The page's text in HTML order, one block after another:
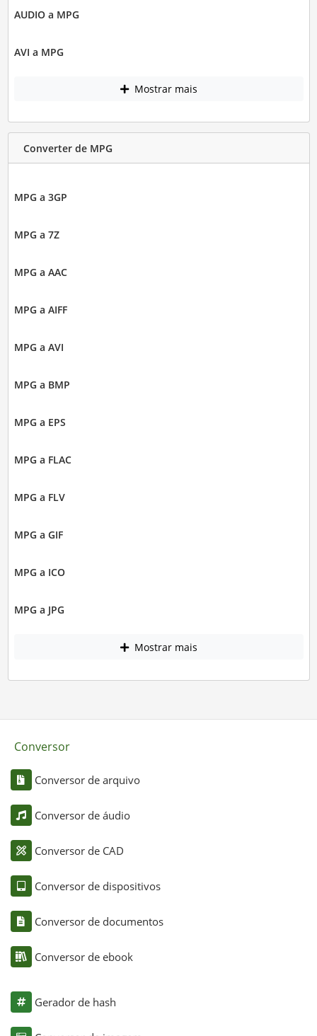
AUDIO a MPG
AVI a MPG
Mostrar mais
Converter de MPG
MPG a 3GP
MPG a 7Z
MPG a AAC
MPG a AIFF
MPG a AVI
MPG a BMP
MPG a EPS
MPG a FLAC
MPG a FLV
MPG a GIF
MPG a ICO
MPG a JPG
Mostrar mais
Conversor
Conversor de arquivo
Conversor de áudio
Conversor de CAD
Conversor de dispositivos
Conversor de documentos
Conversor de ebook
Gerador de hash